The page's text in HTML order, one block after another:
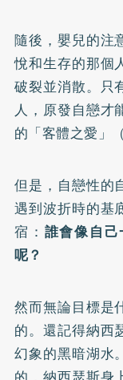
隨後，嬰兒的注
悅和生存的那個
破裂並消散。只
人，原發自戀才
的「客體之愛」
但是，自戀性的
遇到波折時的基
宿： 誰會像自
呢？
然而無論目標是
的。還記得納西
幻象的黑暗湖水